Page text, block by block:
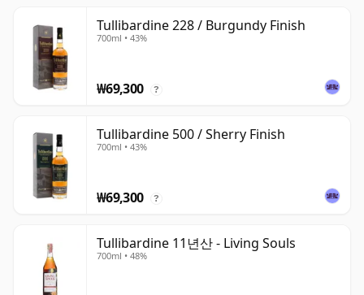
Tullibardine 228 / Burgundy Finish
700ml • 43%
₩69,300 ?
Tullibardine 500 / Sherry Finish
700ml • 43%
₩69,300 ?
Tullibardine 11년산 - Living Souls
700ml • 48%